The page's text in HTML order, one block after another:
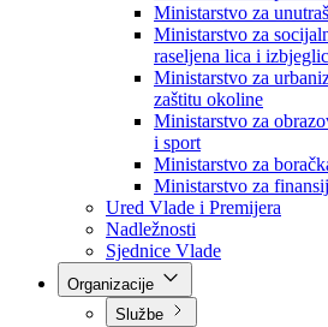
Ministarstva
Ministarstvo za
Ministarstvo za
Ministarstvo za
Ministarstvo za
raseljena lica i
Ministarstvo za
zaštitu okoline
Ministarstvo za
i sport
Ministarstvo za
Ministarstvo za finansije
Ured Vlade i Premijera
Nadležnosti
Sjednice Vlade